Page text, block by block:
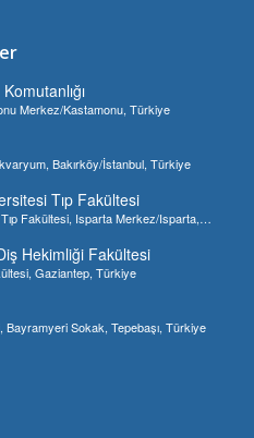
Merkez/Kastamonu, Türkiye
Bakırköy/İstanbul, Türkiye
Tıp Fakültesi
Fakültesi, Isparta Merkez/Isparta,
Hekimliği Fakültesi
Gaziantep, Türkiye
Bayramyeri Sokak, Tepebaşı, Türkiye